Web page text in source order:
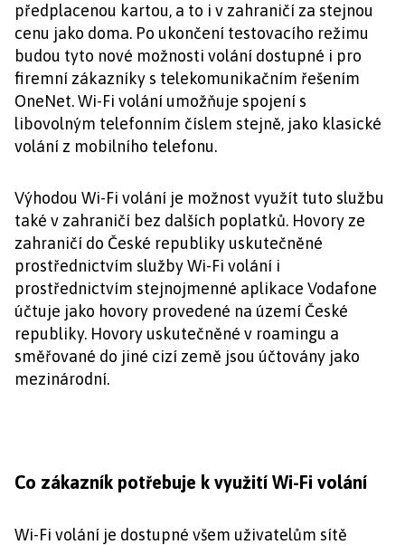
předplacenou kartou, a to i v zahraničí za stejnou
cenu jako doma. Po ukončení testovacího režimu
budou tyto nové možnosti volání dostupné i pro
firemní zákazníky s telekomunikačním řešením
OneNet. Wi-Fi volání umožňuje spojení s
libovolným telefonním číslem stejně, jako klasické
volání z mobilního telefonu.
Výhodou Wi-Fi volání je možnost využít tuto službu
také v zahraničí bez dalších poplatků. Hovory ze
zahraničí do České republiky uskutečněné
prostřednictvím služby Wi-Fi volání i
prostřednictvím stejnojmenné aplikace Vodafone
účtuje jako hovory provedené na území České
republiky. Hovory uskutečněné v roamingu a
směřované do jiné cizí země jsou účtovány jako
mezinárodní.
Co zákazník potřebuje k využití Wi-Fi volání
Wi-Fi volání je dostupné všem uživatelům sítě